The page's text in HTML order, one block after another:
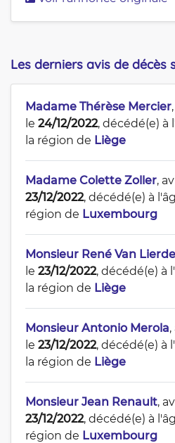
Les derniers avis de décès
Madame Thérèse Mercier
le 24/12/2022, décédé(e) à
la région de Liège
Madame Colette Zoller,
23/12/2022, décédé(e) à
région de Luxembourg
Monsieur René Van Lierde
le 23/12/2022, décédé(e) à
la région de Liège
Monsieur Antonio Merola
le 23/12/2022, décédé(e) à
la région de Liège
Monsieur Jean Renault,
23/12/2022, décédé(e) à
région de Luxembourg